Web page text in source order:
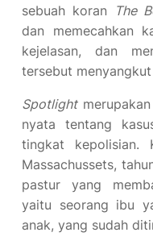
sebuah koran
The
dan memecahkan
kejelasan, dan
tersebut
Spotlight
nyata tentang
tingkat kepolisian.
Massachussets,
pastur yang
yaitu seorang ibu
anak, yang sudah